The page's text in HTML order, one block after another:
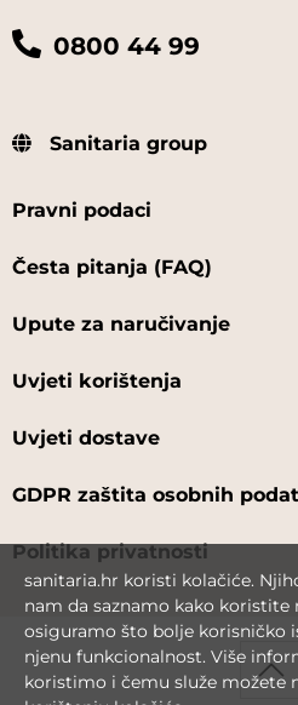
0800 44 99
Sanitaria group
Pravni podaci
Česta pitanja (FAQ)
Upute za naručivanje
Uvjeti korištenja
Uvjeti dostave
GDPR zaštita osobnih
Politika privatnosti
sanitaria.hr koristi kolačiće.
nam da saznamo kako
osiguramo što bolje korisničko
njenu funkcionalnost. Više
koristimo i čemu služe možete